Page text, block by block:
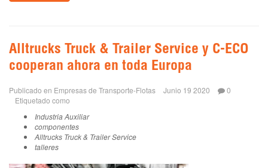
Alltrucks Truck & Trailer Service y C-ECO
cooperan ahora en toda Europa
Publicado en Empresas de Transporte-Flotas Junio 19 2020
0
Etiquetado como
Industria Auxiliar
componentes
Alltrucks Truck & Trailer Service
talleres